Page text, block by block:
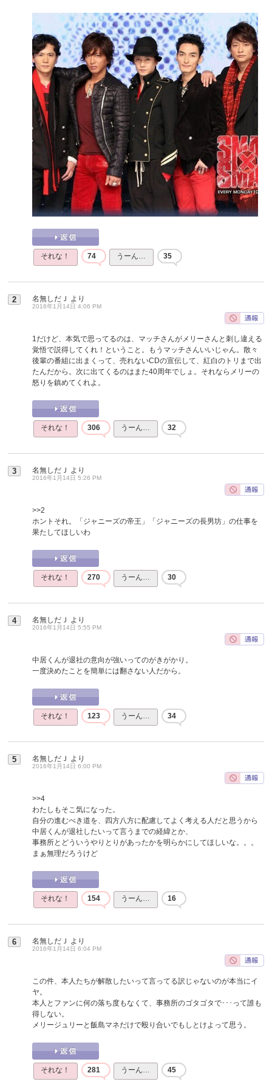
それな！ 74 うーん… 35
2 名無しだＪ より
2016年1月14日 4:06 PM
1だけど、本気で思ってるのは、マッチさんがメリーさんと刺し違える
覚悟で説得してくれ！ということ。もうマッチさんいいじゃん。散々
後輩の番組に出まくって、売れないCDの宣伝して、紅白のトリまで出
たんだから。次に出てくるのはまた40周年でしょ。それならメリーの
怒りを鎮めてくれよ。
それな！ 306 うーん… 32
3 名無しだＪ より
2016年1月14日 5:26 PM
>>2
ホントそれ。「ジャニーズの帝王」「ジャニーズの長男坊」の仕事を
果たしてほしいわ
それな！ 270 うーん… 30
4 名無しだＪ より
2016年1月14日 5:55 PM
中居くんが退社の意向が強いってのがきがかり。
一度決めたことを簡単には翻さない人だから。
それな！ 123 うーん… 34
5 名無しだＪ より
2016年1月14日 6:00 PM
>>4
わたしもそこ気になった。
自分の進むべき道を、四方八方に配慮してよく考える人だと思うから
中居くんが退社したいって言うまでの経緯とか、
事務所とどういうやりとりがあったかを明らかにしてほしいな。。。
まぁ無理だろうけど
それな！ 154 うーん… 16
6 名無しだＪ より
2016年1月14日 6:04 PM
この件、本人たちが解散したいって言ってる訳じゃないのが本当にイ
ヤ。
本人とファンに何の落ち度もなくて、事務所のゴタゴタで･･･って誰も
得しない。
メリージュリーと飯島マネだけで殴り合いでもしとけよって思う。
それな！ 281 うーん… 45